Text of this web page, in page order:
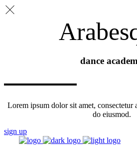
dance
Lorem ipsum dolor sit amet, consectetur
do eiusmod.
sign up